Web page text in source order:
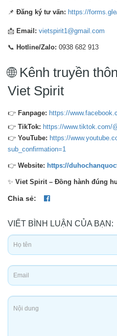
📌 Đăng ký tư vấn: https://
📩 Email: vietspirit1@gmail.com
📞 Hotline/Zalo: 0938 682 913
🌐 Kênh truyền
Viet Spirit
👉 Fanpage: https://
👉 TikTok: https://www.tiktok.com/
👉 YouTube: https://
sub_confirmation=1
👉 Website: https://
✨ Viet Spirit – Đồng hành đúng
Chia sẻ:
VIẾT BÌNH LUẬN CỦA BẠN: